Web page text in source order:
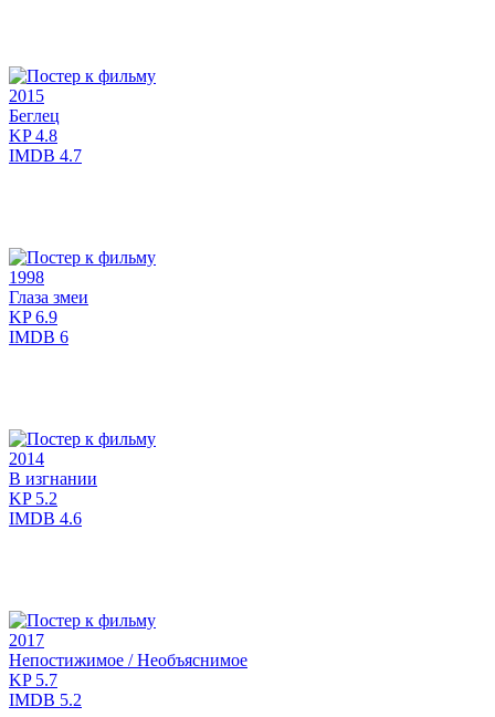
2015
Беглец
KP4.8
IMDB 4.7
1998
Глаза змеи
KP6.9
IMDB 6
2014
В изгнании
KP5.2
IMDB 4.6
2017
Непостижимое / Необъяснимое
KP5.7
IMDB 5.2